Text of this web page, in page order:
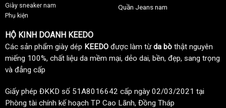
Giày sneaker nam
Phụ kiện
Quần Jeans nam
HỘ KINH DOANH KEEDO
Các sản phẩm giày dép KEEDO được làm từda bò thật nguyên
miếng 100%, chất liệu da mềm mại, dẻo dai, bền, đẹp, sang trọng
và đẳng cấp
Giấy phép ĐKKD số 51A8016642 cấp ngày 02/03/2021 tại
Phòng tài chính kế hoạch TP Cao Lãnh, Đồng Tháp